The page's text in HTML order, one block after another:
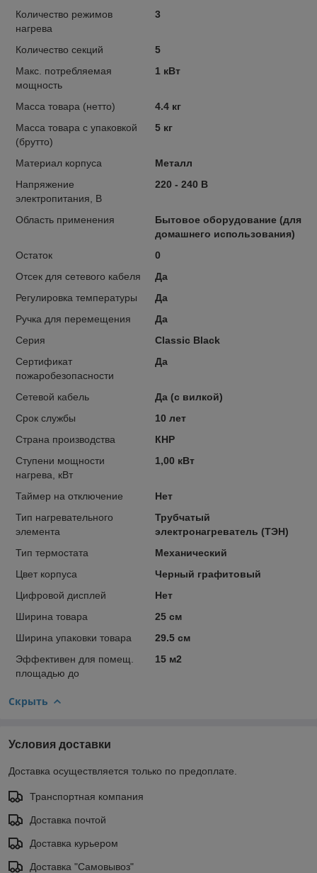
Количество режимов
нагрева
3
Количество секций
5
Макс. потребляемая
мощность
1 кВт
Масса товара (нетто)
4.4 кг
Масса товара с упаковкой
(брутто)
5 кг
Материал корпуса
Металл
Напряжение
электропитания, В
220 - 240 В
Область применения
Бытовое оборудование (для
домашнего использования)
Остаток
0
Отсек для сетевого кабеля
Да
Регулировка температуры
Да
Ручка для перемещения
Да
Серия
Classic Black
Сертификат
пожаробезопасности
Да
Сетевой кабель
Да (с вилкой)
Срок службы
10 лет
Страна производства
КНР
Ступени мощности
нагрева, кВт
1,00 кВт
Таймер на отключение
Нет
Тип нагревательного
элемента
Трубчатый
электронагреватель (ТЭН)
Тип термостата
Механический
Цвет корпуса
Черный графитовый
Цифровой дисплей
Нет
Ширина товара
25 см
Ширина упаковки товара
29.5 см
Эффективен для помещ.
площадью до
15 м2
Скрыть
Условия доставки
Доставка осуществляется только по предоплате.
Транспортная компания
Доставка почтой
Доставка курьером
Доставка "Самовывоз"